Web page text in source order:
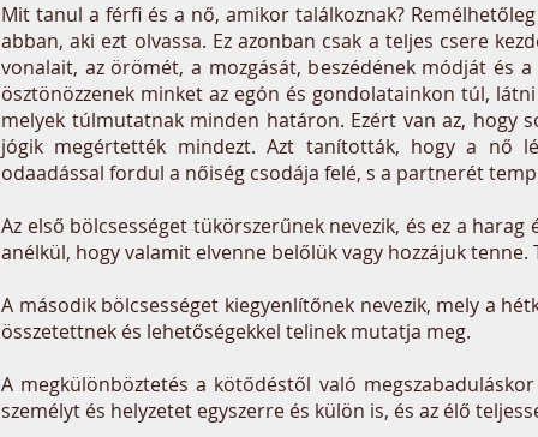
Mit tanul a férfi és a nő, amikor találkoznak?
abban, aki ezt olvassa. Ez azonban csak a teljes csere
vonalait, az örömét, a mozgását, beszédének módját és
ösztönözzenek minket az egón és gondolatainkon túl,
melyek túlmutatnak minden határon. Ezért van az, hogy
jógik megértették mindezt. Azt tanították, hogy a nő
odaadással fordul a nőiség csodája felé, s a partnerét
Az első bölcsességet tükörszerűnek nevezik, és ez a
anélkül, hogy valamit elvenne belőlük vagy hozzájuk
A második bölcsességet kiegyenlítőnek nevezik, mely a
összetettnek és lehetőségekkel telinek mutatja meg.
A megkülönböztetés a kötődéstől való
személyt és helyzetet egyszerre és külön is, és az élő